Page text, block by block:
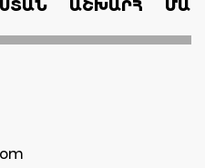
ԱՇԽԱՐՀ